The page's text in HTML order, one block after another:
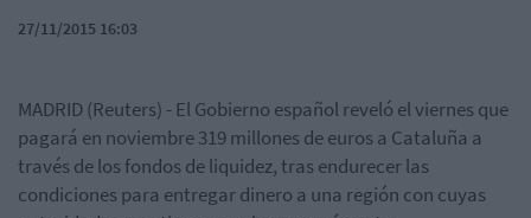
27/11/2015 16:03
MADRID (Reuters) - El Gobierno español reveló el viernes que
pagará en noviembre 319 millones de euros a Cataluña a
través de los fondos de liquidez, tras endurecer las
condiciones para entregar dinero a una región con cuyas